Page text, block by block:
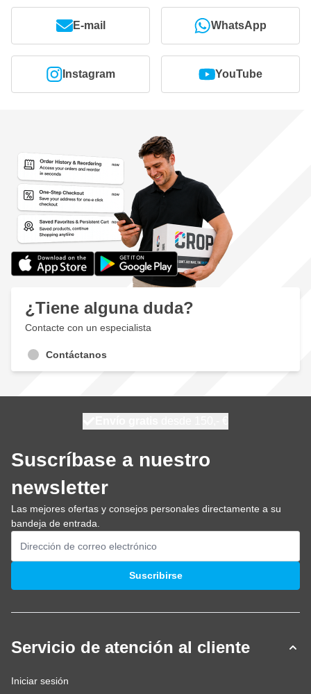
E-mail WhatsApp
Instagram YouTube
¿Tiene alguna duda?
Contacte con un especialista
Contáctanos
Suscríbase a nuestro
newsletter
Las mejores ofertas y consejos personales directamente a su
bandeja de entrada.
Dirección de email
Suscribirse
Servicio de atención al cliente
Iniciar sesión